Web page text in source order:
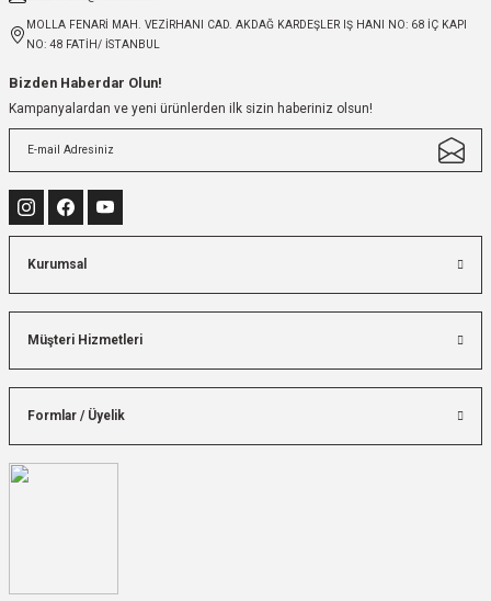
MOLLA FENARİ MAH. VEZİRHANI CAD. AKDAĞ KARDEŞLER IŞ HANI NO: 68 İÇ KAPI
NO: 48 FATİH/ İSTANBUL
Bizden Haberdar Olun!
Kampanyalardan ve yeni ürünlerden ilk sizin haberiniz olsun!
Kurumsal
Müşteri Hizmetleri
Formlar / Üyelik